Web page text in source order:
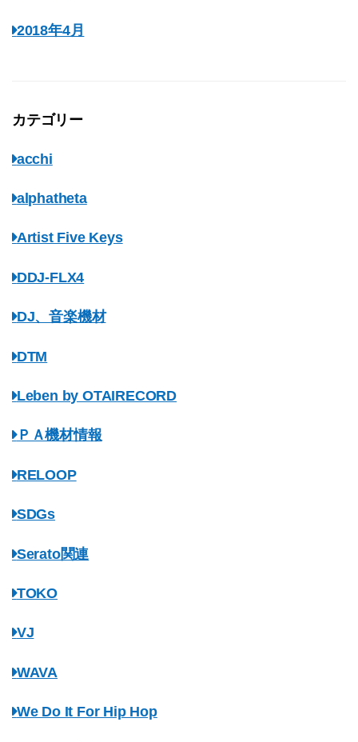
2018年4月
カテゴリー
acchi
alphatheta
Artist Five Keys
DDJ-FLX4
DJ、音楽機材
DTM
Leben by OTAIRECORD
ＰＡ機材情報
RELOOP
SDGs
Serato関連
TOKO
VJ
WAVA
We Do It For Hip Hop